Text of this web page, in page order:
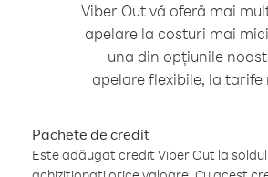
Viber Out vă oferă mai
apelare la costuri mai
una din opțiunile
apelare flexibile, la tarife
Pachete de credit
Este adăugat credit Viber Out la